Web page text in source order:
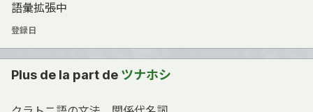
語彙拡張中
登録日
Plus de la part de ツナホシ